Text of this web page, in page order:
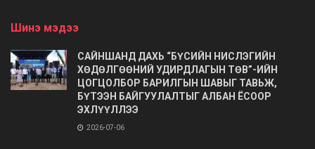
Шинэ мэдээ
САЙНШАНД ДАХЬ “БҮСИЙН НИСЛЭГИЙН
ХӨДӨЛГӨӨНИЙ УДИРДЛАГЫН ТӨВ”-ИЙН
ЦОГЦОЛБОР БАРИЛГЫН ШАВЫГ ТАВЬЖ,
БҮТЭЭН БАЙГУУЛАЛТЫГ АЛБАН ЁСООР
ЭХЛҮҮЛЛЭЭ
2026-07-06